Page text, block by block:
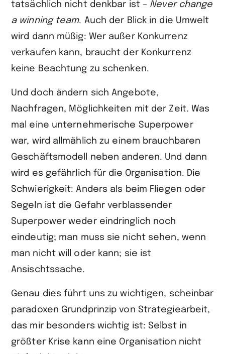
tatsächlich nicht denkbar ist – Never change
a winning team. Auch der Blick in die Umwelt
wird dann müßig: Wer außer Konkurrenz
verkaufen kann, braucht der Konkurrenz
keine Beachtung zu schenken.
Und doch ändern sich Angebote,
Nachfragen, Möglichkeiten mit der Zeit. Was
mal eine unternehmerische Superpower
war, wird allmählich zu einem brauchbaren
Geschäftsmodell neben anderen. Und dann
wird es gefährlich für die Organisation. Die
Schwierigkeit: Anders als beim Fliegen oder
Segeln ist die Gefahr verblassender
Superpower weder eindringlich noch
eindeutig; man muss sie nicht sehen, wenn
man nicht will oder kann; sie ist
Ansischtssache.
Genau dies führt uns zu wichtigen, scheinbar
paradoxen Grundprinzip von Strategiearbeit,
das mir besonders wichtig ist: Selbst in
größter Krise kann eine Organisation nicht